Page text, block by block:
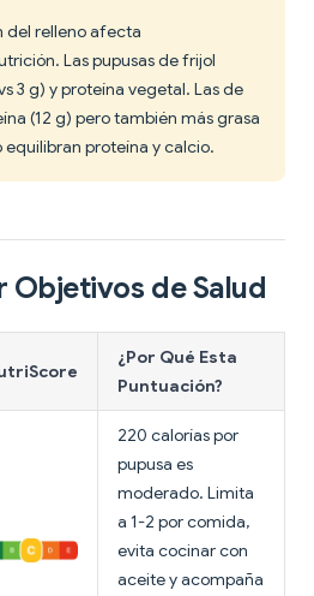
del relleno afecta
Las pupusas de frijol
3 g) y proteína vegetal. Las de
(12 g) pero también más grasa
equilibran proteína y calcio.
Objetivos de Salud
¿Por Qué Esta
Puntuación?
220 calorías por
pupusa es
moderado. Limita
a 1-2 por comida,
evita cocinar con
aceite y acompaña